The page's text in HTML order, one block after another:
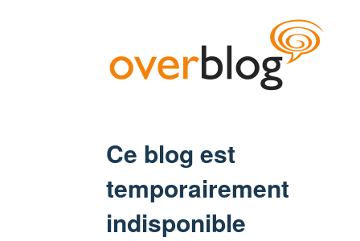
Ce blog est
temporairement
indisponible